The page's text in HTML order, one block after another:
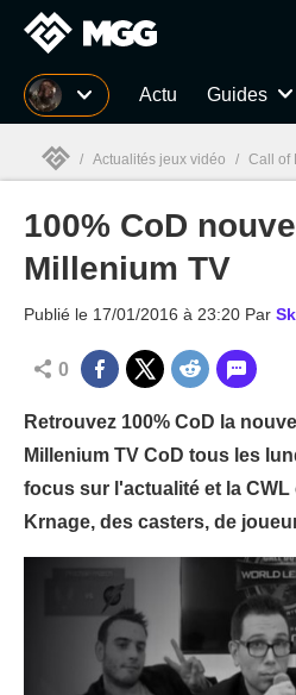
MGG Actu Guides
MGG
/ Actualités jeux vidéo / Call of
100% CoD
Millenium TV
Publié le 17/01/2016 à 23:20 Par
0
Retrouvez 100% CoD la
Millenium TV CoD tous les
focus sur l'actualité et la
Krnage, des casters, de